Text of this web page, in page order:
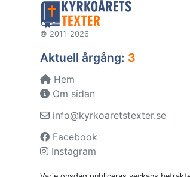
© 2011-2026
Aktuell årgång: 3
Hem
Om sidan
info@kyrkoaretstexter.se
Facebook
Instagram